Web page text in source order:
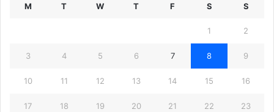
M T W T F S S
1 2
3 4 5 6 7 8 9
10 11 12 13 14 15 16
17 18 19 20 21 22 23